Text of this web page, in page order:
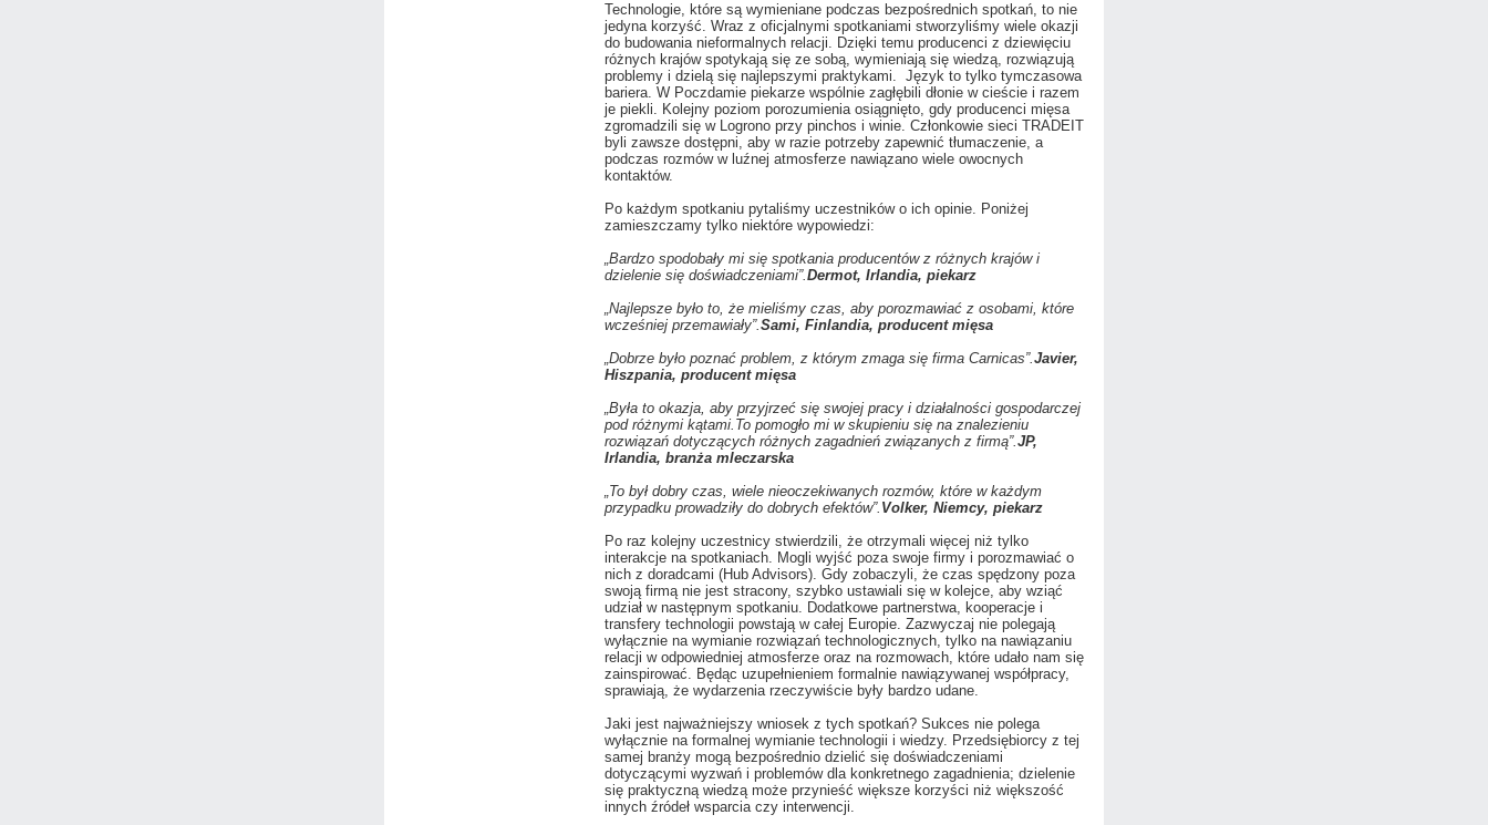
Technologie, które są wymieniane podczas bezpośrednich spotkań, to nie
jedyna korzyść. Wraz z oficjalnymi spotkaniami stworzyliśmy wiele okazji
do budowania nieformalnych relacji. Dzięki temu producenci z dziewięciu
różnych krajów spotykają się ze sobą, wymieniają się wiedzą, rozwiązują
problemy i dzielą się najlepszymi praktykami. Język to tylko tymczasowa
bariera. W Poczdamie piekarze wspólnie zagłębili dłonie w cieście i razem
je piekli. Kolejny poziom porozumienia osiągnięto, gdy producenci mięsa
zgromadzili się w Logrono przy pinchos i winie. Członkowie sieci TRADEIT
byli zawsze dostępni, aby w razie potrzeby zapewnić tłumaczenie, a
podczas rozmów w luźnej atmosferze nawiązano wiele owocnych
kontaktów.
Po każdym spotkaniu pytaliśmy uczestników o ich opinie. Poniżej
zamieszczamy tylko niektóre wypowiedzi:
„Bardzo spodobały mi się spotkania producentów z różnych krajów i
dzielenie się doświadczeniami”.Dermot, Irlandia, piekarz
„Najlepsze było to, że mieliśmy czas, aby porozmawiać z osobami, które
wcześniej przemawiały”.Sami, Finlandia, producent mięsa
„Dobrze było poznać problem, z którym zmaga się firma Carnicas”.Javier,
Hiszpania, producent mięsa
„Była to okazja, aby przyjrzeć się swojej pracy i działalności gospodarczej
pod różnymi kątami.To pomogło mi w skupieniu się na znalezieniu
rozwiązań dotyczących różnych zagadnień związanych z firmą”.JP,
Irlandia, branża mleczarska
„To był dobry czas, wiele nieoczekiwanych rozmów, które w każdym
przypadku prowadziły do dobrych efektów”. Volker, Niemcy, piekarz
Po raz kolejny uczestnicy stwierdzili, że otrzymali więcej niż tylko
interakcje na spotkaniach. Mogli wyjść poza swoje firmy i porozmawiać o
nich z doradcami (Hub Advisors). Gdy zobaczyli, że czas spędzony poza
swoją firmą nie jest stracony, szybko ustawiali się w kolejce, aby wziąć
udział w następnym spotkaniu. Dodatkowe partnerstwa, kooperacje i
transfery technologii powstają w całej Europie. Zazwyczaj nie polegają
wyłącznie na wymianie rozwiązań technologicznych, tylko na nawiązaniu
relacji w odpowiedniej atmosferze oraz na rozmowach, które udało nam się
zainspirować. Będąc uzupełnieniem formalnie nawiązywanej współpracy,
sprawiają, że wydarzenia rzeczywiście były bardzo udane.
Jaki jest najważniejszy wniosek z tych spotkań? Sukces nie polega
wyłącznie na formalnej wymianie technologii i wiedzy. Przedsiębiorcy z tej
samej branży mogą bezpośrednio dzielić się doświadczeniami
dotyczącymi wyzwań i problemów dla konkretnego zagadnienia; dzielenie
się praktyczną wiedzą może przynieść większe korzyści niż większość
innych źródeł wsparcia czy interwencji.